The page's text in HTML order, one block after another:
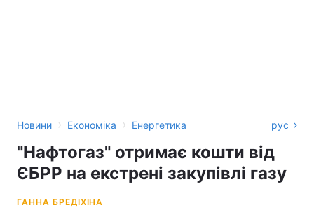
Новини › Економіка › Енергетика рус
"Нафтогаз" отримає кошти від
ЄБРР на екстрені закупівлі газу
ГАННА БРЕДІХІНА